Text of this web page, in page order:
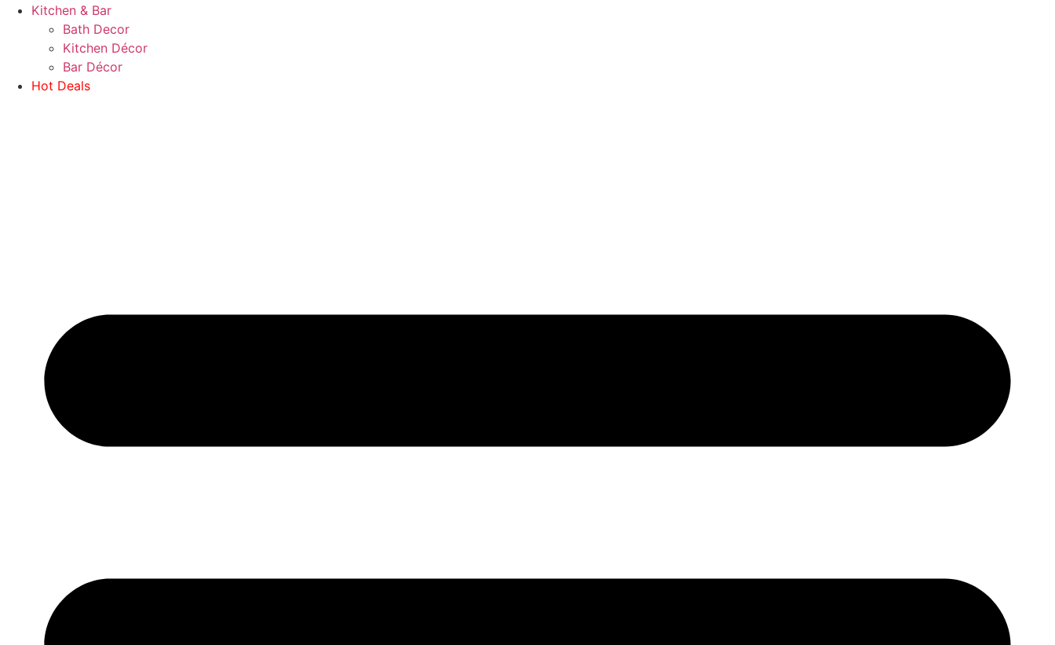
Kitchen & Bar
Bath Decor
Kitchen Décor
Bar Décor
Hot Deals